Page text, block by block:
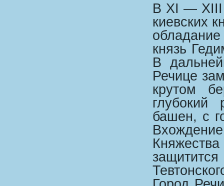
В XI — XIII
киевских
князь
В
Речице
крутом
башен, с